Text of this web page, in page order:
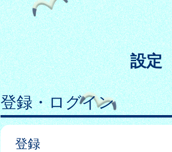
設定
登録・ログイン
登録